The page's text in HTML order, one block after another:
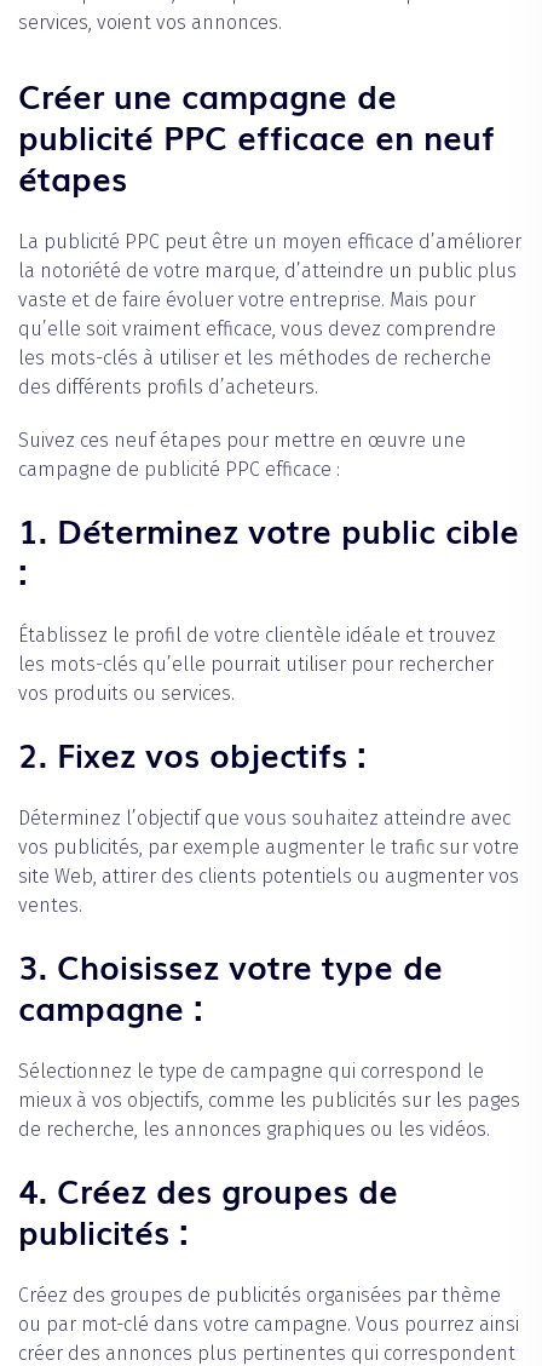
services, voient vos annonces.
Créer une campagne de
publicité PPC efficace en neuf
étapes
La publicité PPC peut être un moyen efficace d’améliorer
la notoriété de votre marque, d’atteindre un public plus
vaste et de faire évoluer votre entreprise. Mais pour
qu’elle soit vraiment efficace, vous devez comprendre
les mots-clés à utiliser et les méthodes de recherche
des différents profils d’acheteurs.
Suivez ces neuf étapes pour mettre en œuvre une
campagne de publicité PPC efficace :
1. Déterminez votre public cible
: ‍
Établissez le profil de votre clientèle idéale et trouvez
les mots-clés qu’elle pourrait utiliser pour rechercher
vos produits ou services.
2. Fixez vos objectifs :
Déterminez l’objectif que vous souhaitez atteindre avec
vos publicités, par exemple augmenter le trafic sur votre
site Web, attirer des clients potentiels ou augmenter vos
ventes.
3. Choisissez votre type de
campagne :
‍Sélectionnez le type de campagne qui correspond le
mieux à vos objectifs, comme les publicités sur les pages
de recherche, les annonces graphiques ou les vidéos.
4. Créez des groupes de
publicités :
‍Créez des groupes de publicités organisées par thème
ou par mot-clé dans votre campagne. Vous pourrez ainsi
créer des annonces plus pertinentes qui correspondent